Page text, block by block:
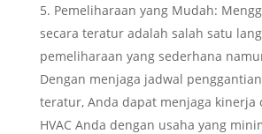
Pemeliharaan yang Mudah:
secara teratur adalah salah satu
pemeliharaan yang sederhana
Dengan menjaga jadwal
teratur, Anda dapat menjaga kinerja
HVAC Anda dengan usaha yang